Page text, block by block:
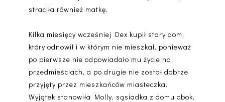
straciła również matkę.
Kilka miesięcy wcześniej Dex kupił stary dom,
który odnowił i w którym nie mieszkał, ponieważ
po pierwsze nie odpowiadało mu życie na
przedmieściach, a po drugie nie został dobrze
przyjęty przez mieszkańców miasteczka.
Wyjątek stanowiła Molly, sąsiadka z domu obok,